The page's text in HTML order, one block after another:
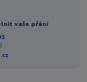
vaše přání